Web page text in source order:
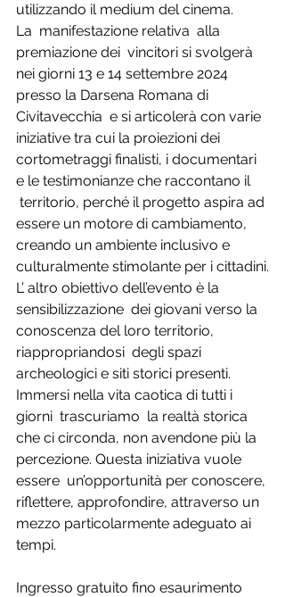
utilizzando il medium del cinema.
La  manifestazione relativa  alla
premiazione dei  vincitori si svolgerà
nei giorni 13 e 14 settembre 2024
presso la Darsena Romana di
Civitavecchia  e si articolerà con varie
iniziative tra cui la proiezioni dei
cortometraggi finalisti, i documentari
e le testimonianze che raccontano il
territorio, perché il progetto aspira ad
essere un motore di cambiamento,
creando un ambiente inclusivo e
culturalmente stimolante per i cittadini.
L’ altro obiettivo dell’evento è la
sensibilizzazione  dei giovani verso la
conoscenza del loro territorio,
riappropriandosi  degli spazi
archeologici e siti storici presenti.
Immersi nella vita caotica di tutti i
giorni  trascuriamo  la realtà storica
che ci circonda, non avendone più la
percezione. Questa iniziativa vuole
essere  un’opportunità per conoscere,
riflettere, approfondire, attraverso un
mezzo particolarmente adeguato ai
tempi.
Ingresso gratuito fino esaurimento